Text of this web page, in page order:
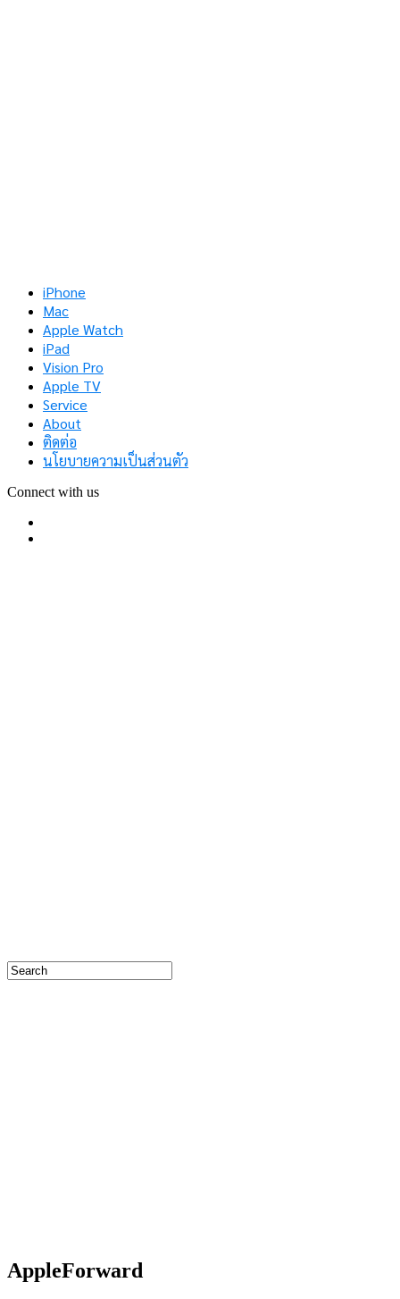
iPhone
Mac
Apple Watch
iPad
Vision Pro
Apple TV
Service
About
ติดต่อ
นโยบายความเป็นส่วนตัว
Connect with us
AppleForward